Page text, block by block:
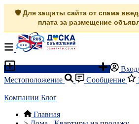
🛡️ Для защиты сайта от спама
плата за размещение
Местоположение
Сообщение
Компании Блог
Главная